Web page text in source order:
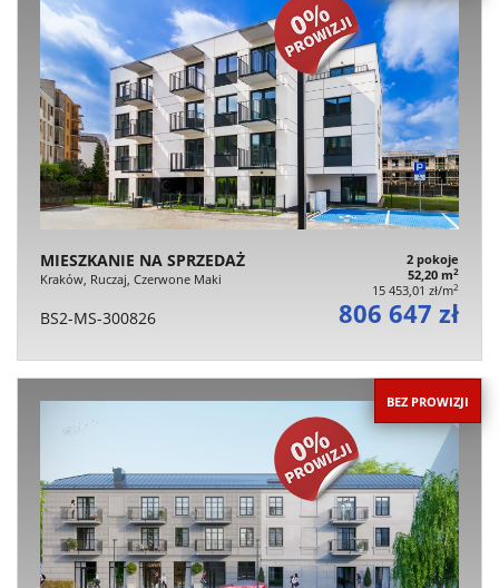
MIESZKANIE NA SPRZEDAŻ
Kraków, Ruczaj, Czerwone Maki
2 pokoje
52,20 m2
15 453,01 zł/m2
BS2-MS-300826 806 647 zł
BEZ PROWIZJI